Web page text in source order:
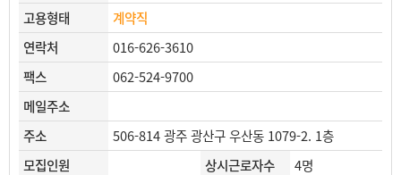
고용형태
계약직
연락처
016-626-3610
팩스
062-524-9700
메일주소
주소
506-814 광주 광산구 우산동 1079-2. 1층
모집인원
상시근로자수
4명